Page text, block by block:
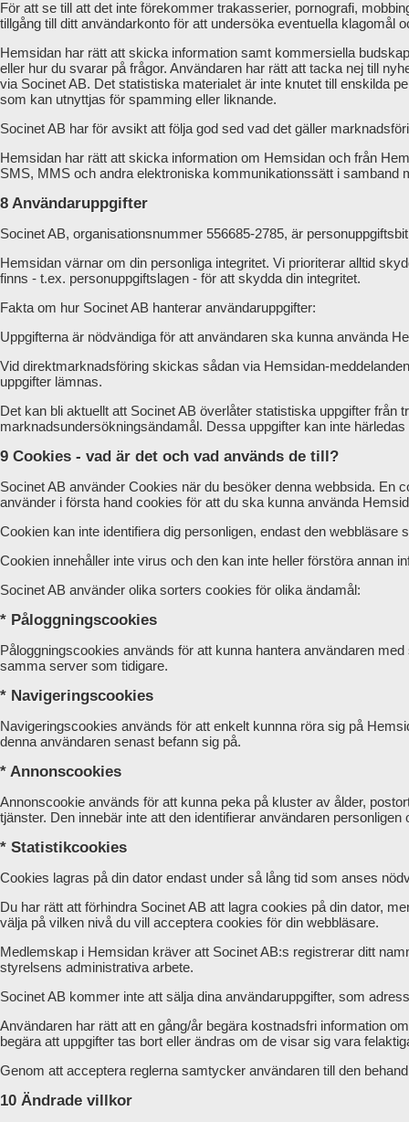
För att se till att det inte förekommer trakasserier, pornografi,
tillgång till ditt användarkonto för att undersöka eventuella klagomål
Hemsidan har rätt att skicka information samt kommersiella
eller hur du svarar på frågor. Användaren har rätt att tacka nej till
via Socinet AB. Det statistiska materialet är inte knutet till enskilda
som kan utnyttjas för spamming eller liknande.
Socinet AB har för avsikt att följa god sed vad det gäller
Hemsidan har rätt att skicka information om Hemsidan och från
SMS, MMS och andra elektroniska kommunikationssätt i samband
8 Användaruppgifter
Socinet AB, organisationsnummer 556685-2785, är
Hemsidan värnar om din personliga integritet. Vi prioriterar alltid
finns - t.ex. personuppgiftslagen - för att skydda din integritet.
Fakta om hur Socinet AB hanterar användaruppgifter:
Uppgifterna är nödvändiga för att användaren ska kunna använda
Vid direktmarknadsföring skickas sådan via Hemsidan-
uppgifter lämnas.
Det kan bli aktuellt att Socinet AB överlåter statistiska uppgifter
marknadsundersökningsändamål. Dessa uppgifter kan inte
9 Cookies - vad är det och vad används de till?
Socinet AB använder Cookies när du besöker denna webbsida. En
använder i första hand cookies för att du ska kunna använda
Cookien kan inte identifiera dig personligen, endast den
Cookien innehåller inte virus och den kan inte heller förstöra annan
Socinet AB använder olika sorters cookies för olika ändamål:
* Påloggningscookies
Påloggningscookies används för att kunna hantera användaren
samma server som tidigare.
* Navigeringscookies
Navigeringscookies används för att enkelt kunnna röra sig på
denna användaren senast befann sig på.
* Annonscookies
Annonscookie används för att kunna peka på kluster av ålder,
tjänster. Den innebär inte att den identifierar användaren
* Statistikcookies
Cookies lagras på din dator endast under så lång tid som anses
Du har rätt att förhindra Socinet AB att lagra cookies på din dator,
välja på vilken nivå du vill acceptera cookies för din webbläsare.
Medlemskap i Hemsidan kräver att Socinet AB:s registrerar ditt
styrelsens administrativa arbete.
Socinet AB kommer inte att sälja dina användaruppgifter, som
Användaren har rätt att en gång/år begära kostnadsfri information
begära att uppgifter tas bort eller ändras om de visar sig vara
Genom att acceptera reglerna samtycker användaren till den
10 Ändrade villkor